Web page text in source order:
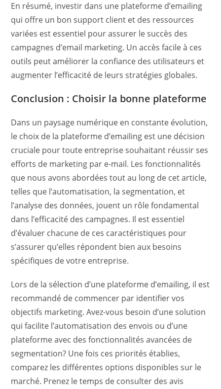
En résumé, investir dans une plateforme d’emailing
qui offre un bon support client et des ressources
variées est essentiel pour assurer le succès des
campagnes d’email marketing. Un accès facile à ces
outils peut améliorer la confiance des utilisateurs et
augmenter l’efficacité de leurs stratégies globales.
Conclusion : Choisir la bonne plateforme
Dans un paysage numérique en constante évolution,
le choix de la plateforme d’emailing est une décision
cruciale pour toute entreprise souhaitant réussir ses
efforts de marketing par e-mail. Les fonctionnalités
que nous avons abordées tout au long de cet article,
telles que l’automatisation, la segmentation, et
l’analyse des données, jouent un rôle fondamental
dans l’efficacité des campagnes. Il est essentiel
d’évaluer chacune de ces caractéristiques pour
s’assurer qu’elles répondent bien aux besoins
spécifiques de votre entreprise.
Lors de la sélection d’une plateforme d’emailing, il est
recommandé de commencer par identifier vos
objectifs marketing. Avez-vous besoin d’une solution
qui facilite l’automatisation des envois ou d’une
plateforme avec des fonctionnalités avancées de
segmentation? Une fois ces priorités établies,
comparez les différentes options disponibles sur le
marché. Prenez le temps de consulter des avis